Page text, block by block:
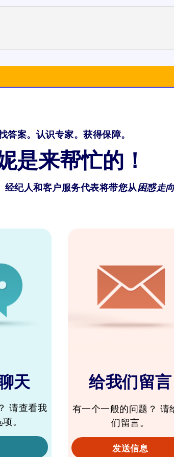
答案。认识专家。获得保障。
是来帮忙的！
经纪人和客户服务代表将带您从困惑走
天
请查看我
。
给我们留言
有一个一般的问题？ 请
们留言。
发送信息